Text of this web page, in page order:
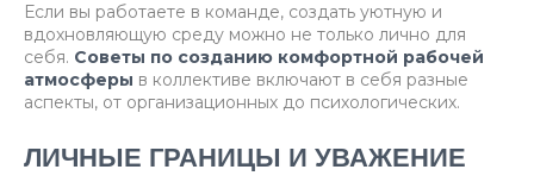
Если вы работаете в команде, создать уютную и
вдохновляющую среду можно не только лично для
себя. Советы по созданию комфортной рабочей
атмосферы в коллективе включают в себя разные
аспекты, от организационных до психологических.
ЛИЧНЫЕ ГРАНИЦЫ И УВАЖЕНИЕ